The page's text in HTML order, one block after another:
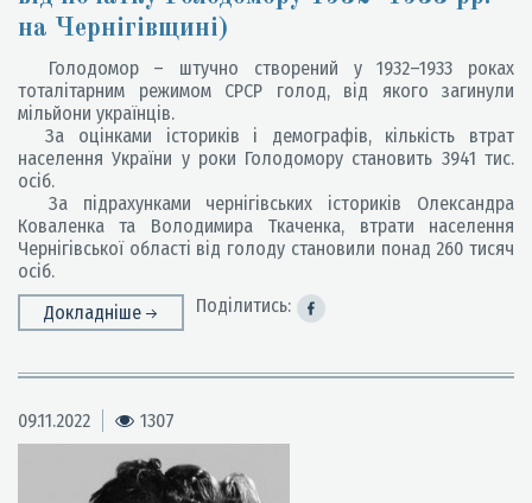
на Чернігівщині)
Голодомор – штучно створений у 1932–1933 роках
тоталітарним режимом СРСР голод, від якого загинули
мільйони українців.
За оцінками істориків і демографів, кількість втрат
населення України у роки Голодомору становить 3941 тис.
осіб.
За підрахунками чернігівських істориків Олександра
Коваленка та Володимира Ткаченка, втрати населення
Чернігівської області від голоду становили понад 260 тисяч
осіб.
Докладніше
Поділитись:
09.11.2022 1307